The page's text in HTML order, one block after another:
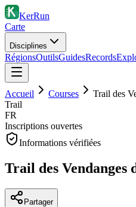
KerRun
Carte
Disciplines
RégionsOutilsGuidesRecords
Accueil Courses
Trail des
Trail
FR
Inscriptions ouvertes
Informations vérifiées
Trail des Vendanges
Partager